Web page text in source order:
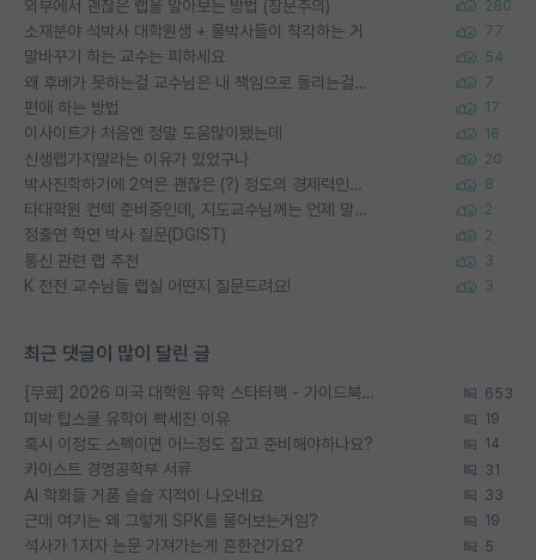
외부에서 괜찮은 랩을 알아보는 방법 (장문주의) 280
소재분야 석박사 대학원생 + 물박사들이 착각하는 거 77
말바꾸기 하는 교수는 피하세요 54
왜 후배가 못하는걸 교수님은 내 책임으로 돌리는걸까요? 7
편애 하는 방법 17
이사이트가 처음엔 정말 도움많이됐는데 16
신생랩가지말라는 이유가 있었구나 20
박사진학하기에 2억은 괜찮은 (?) 정도의 경제력인가요 8
타대학원 컨텍 준비중인데, 지도교수님께는 언제 말씀드려야 할까요? 2
정출연 학연 박사 질문(DGIST) 2
통신 관련 랩 추천 3
K 전전 교수님들 랩실 어떤지 질문드려요! 3
최근 댓글이 많이 달린 글
[무료] 2026 미국 대학원 유학 스타터팩 - 가이드북 & 합격자 컨택메일 템플릿 653
미박 탑스쿨 유학이 빡세진 이유 19
혹시 이정도 스펙이면 어느정도 잡고 준비해야하나요? 14
카이스트 경영공학부 서류 31
AI 학회들 거품 슬슬 지적이 나오네요 33
근데 여기는 왜 그렇게 SPK를 물어보는거임? 19
석사가 1저자 논문 가져가는게 흔한건가요? 5